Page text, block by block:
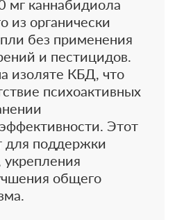
каннабидиола
из органически
без применения
и пестицидов.
изоляте КБД, что
психоактивных
Этот
для поддержки
общего